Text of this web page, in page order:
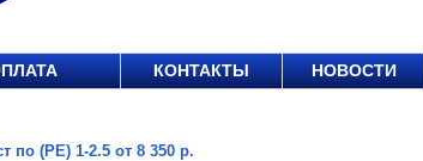
КОНТАКТЫ НОВОСТИ
по (РЕ) 1-2.5 от 8 350 р.